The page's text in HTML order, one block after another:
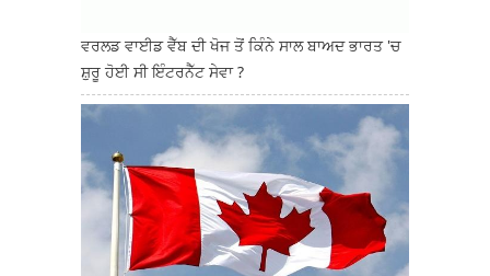
ਵਰਲਡ ਵਾਈਡ ਵੈੱਬ ਦੀ ਖੋਜ ਤੋਂ ਕਿੰਨੇ ਸਾਲ ਬਾਅਦ ਭਾਰਤ 'ਚ
ਸ਼ੁਰੂ ਹੋਈ ਸੀ ਇੰਟਰਨੈੱਟ ਸੇਵਾ ?